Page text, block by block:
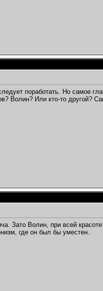
поработать. Но самое
Волин? Или кто-то другой?
Зато Волин, при всей
где он был бы уместен.